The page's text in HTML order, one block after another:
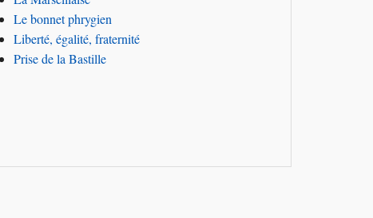
Le bonnet phrygien
Liberté, égalité, fraternité
Prise de la Bastille